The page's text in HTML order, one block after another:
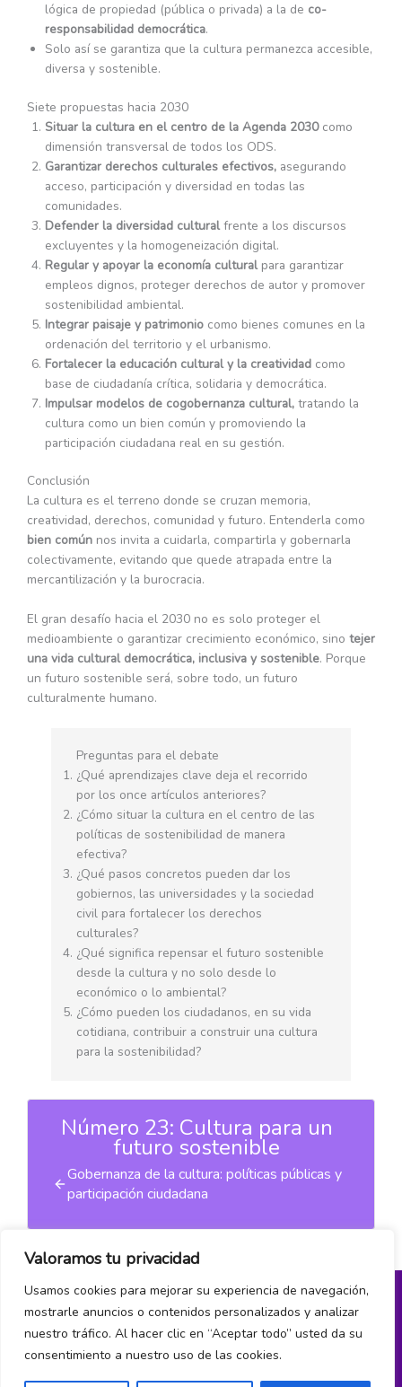
Valoramos tu privacidad
Usamos cookies para mejorar su experiencia de navegación,
mostrarle anuncios o contenidos personalizados y analizar
nuestro tráfico. Al hacer clic en “Aceptar todo” usted da su
consentimiento a nuestro uso de las cookies.
lógica de propiedad (pública o privada) a la de co-
responsabilidad democrática.
Solo así se garantiza que la cultura permanezca accesible,
diversa y sostenible.
Siete propuestas hacia 2030
Situar la cultura en el centro de la Agenda 2030como
dimensión transversal de todos los ODS.
Garantizar derechos culturales efectivos, asegurando
acceso, participación y diversidad en todas las
comunidades.
Defender la diversidad culturalfrente a los discursos
excluyentes y la homogeneización digital.
Regular y apoyar la economía culturalpara garantizar
empleos dignos, proteger derechos de autor y promover
sostenibilidad ambiental.
Integrar paisaje y patrimonio como bienes comunes en la
ordenación del territorio y el urbanismo.
Fortalecer la educación cultural y la creatividad como
base de ciudadanía crítica, solidaria y democrática.
Impulsar modelos de cogobernanza cultural, tratando la
cultura como un bien común y promoviendo la
participación ciudadana real en su gestión.
Conclusión
La cultura es el terreno donde se cruzan memoria,
creatividad, derechos, comunidad y futuro. Entenderla como
bien común nos invita a cuidarla, compartirla y gobernarla
colectivamente, evitando que quede atrapada entre la
mercantilización y la burocracia.
El gran desafío hacia el 2030 no es solo proteger el
medioambiente o garantizar crecimiento económico, sino tejer
una vida cultural democrática, inclusiva y sostenible. Porque
un futuro sostenible será, sobre todo, un futuro
culturalmente humano.
Preguntas para el debate
¿Qué aprendizajes clave deja el recorrido
por los once artículos anteriores?
¿Cómo situar la cultura en el centro de las
políticas de sostenibilidad de manera
efectiva?
¿Qué pasos concretos pueden dar los
gobiernos, las universidades y la sociedad
civil para fortalecer los derechos
culturales?
¿Qué significa repensar el futuro sostenible
desde la cultura y no solo desde lo
económico o lo ambiental?
¿Cómo pueden los ciudadanos, en su vida
cotidiana, contribuir a construir una cultura
para la sostenibilidad?
Número 23: Cultura para un
futuro sostenible
Gobernanza de la cultura: políticas públicas y
participación ciudadana
Política de privacidad
¿Hablamos?